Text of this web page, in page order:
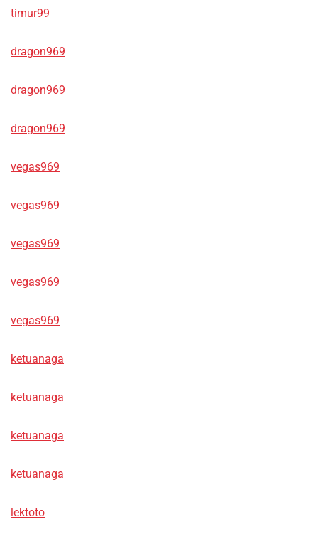
timur99
dragon969
dragon969
dragon969
vegas969
vegas969
vegas969
vegas969
vegas969
ketuanaga
ketuanaga
ketuanaga
ketuanaga
lektoto